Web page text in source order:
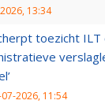
13:34
toezicht ILT
2026, 11:54